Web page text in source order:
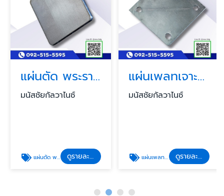
แผ่นตัด พระราม2 สมุทรสาคร
มนัสชัยกัลวาไนซ์
แผ่นตัด พระราม2 สมุทรสาคร ดูรายละเอียด
แผ่นเพลทเจาะรู พระราม2 สมุทรสาคร
มนัสชัยกัลวาไนซ์
แผ่นเพลทเจาะรู พระราม2 สมุทรสาคร ดูรายละเอียด